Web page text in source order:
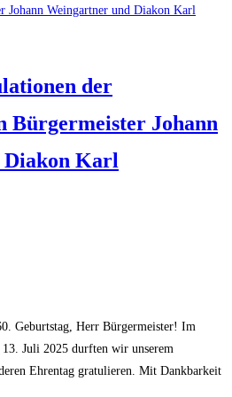
der
Bürgermeister Johann
Karl
Geburtstag, Herr Bürgermeister! Im
13. Juli 2025 durften wir unserem
Ehrentag gratulieren. Mit Dankbarkeit